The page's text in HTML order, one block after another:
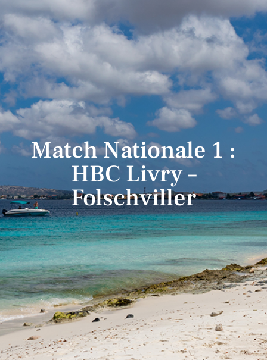
Match Nationale 1 :
HBC Livry –
Folschviller